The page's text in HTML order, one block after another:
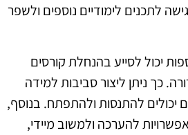
לתכנים לימודיים נוספים ולשפר
יכול לסייע בהנחלת קורסים
כך ניתן ליצור סביבות למידה
יכולים להתנסות ולהתפתח. בנוסף,
להערכה ולמשוב מיידי,